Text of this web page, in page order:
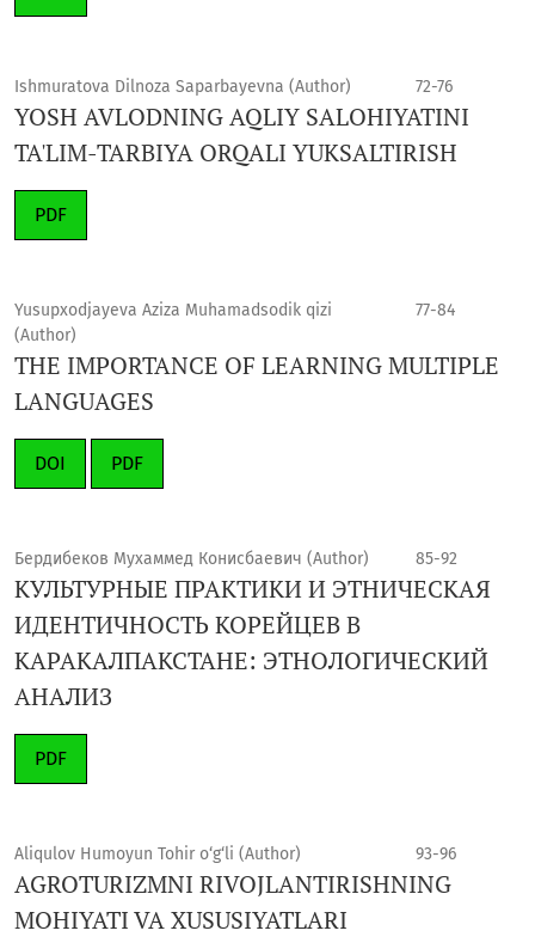
Ishmuratova Dilnoza Saparbayevna (Author) 72-76
YOSH AVLODNING AQLIY SALOHIYATINI
TA'LIM-TARBIYA ORQALI YUKSALTIRISH
PDF
Yusupxodjayeva Aziza Muhamadsodik qizi
(Author)
77-84
THE IMPORTANCE OF LEARNING MULTIPLE
LANGUAGES
DOI PDF
Бердибеков Мухаммед Конисбаевич (Author) 85-92
КУЛЬТУРНЫЕ ПРАКТИКИ И ЭТНИЧЕСКАЯ
ИДЕНТИЧНОСТЬ КОРЕЙЦЕВ В
КАРАКАЛПАКСТАНЕ: ЭТНОЛОГИЧЕСКИЙ
АНАЛИЗ
PDF
Aliqulov Humoyun Tohir o‘g‘li (Author) 93-96
AGROTURIZMNI RIVOJLANTIRISHNING
MOHIYATI VA XUSUSIYATLARI